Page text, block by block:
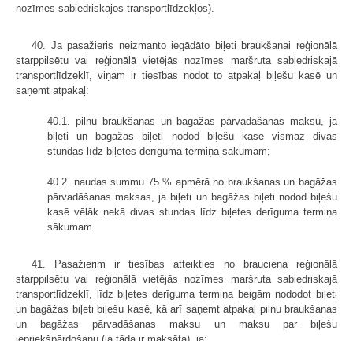
nozīmes sabiedriskajos transport­līdzekļos).
40. Ja pasažieris neizmanto iegādāto biļeti braukšanai reģionālā
starppilsētu vai reģionālā vietējās nozīmes maršruta sabiedriskajā
transport­līdzeklī, viņam ir tiesības nodot to atpakaļ biļešu kasē un
saņemt atpakaļ:
40.1. pilnu braukšanas un bagāžas pārvadāšanas maksu, ja
biļeti un bagāžas biļeti nodod biļešu kasē vismaz divas
stundas līdz biļetes derīguma termiņa sākumam;
40.2. naudas summu 75 % apmērā no braukšanas un bagāžas
pārvadāšanas maksas, ja biļeti un bagāžas biļeti nodod biļešu
kasē vēlāk nekā divas stundas līdz biļetes derīguma termiņa
sākumam.
41. Pasažierim ir tiesības atteikties no brauciena reģionālā
starppilsētu vai reģionālā vietējās nozīmes maršruta sabiedriskajā
transportlīdzeklī, līdz biļetes derīguma termiņa beigām nododot biļeti
un bagāžas biļeti biļešu kasē, kā arī saņemt atpakaļ pilnu braukšanas
un bagāžas pārvadāšanas maksu un maksu par biļešu